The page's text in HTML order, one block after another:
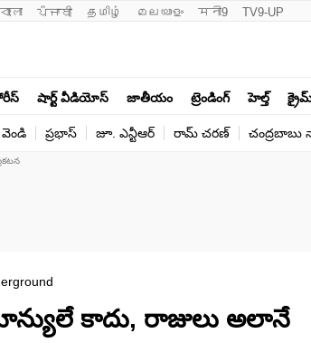
বাংলা ਪੰਜਾਬੀ தமிழ் മലയാളം मनी9 TV9-UP
షార్ట్ వీడియోస్ జాతీయం ట్రెండింగ్ హెల్త్‌
ప్రభాస్ జూ. ఎన్టీఆర్ రామ్ చ‌ర‌ణ్‌ చంద్రబాబు
కాదు, రాజులు అలానే